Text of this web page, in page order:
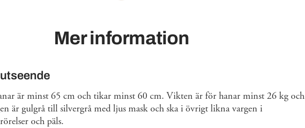
Mer information
är minst 65 cm och tikar minst 60 cm. Vikten är för hanar minst 26 kg och
är gulgrå till silvergrå med ljus mask och ska i övrigt likna vargen i
och päls.